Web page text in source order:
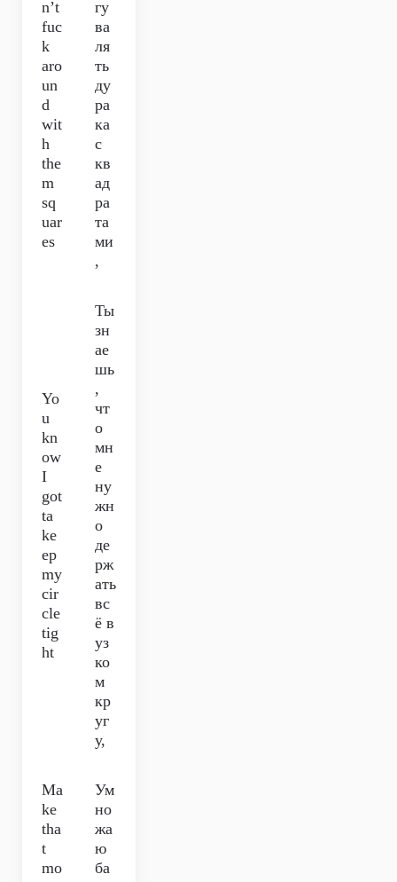
n’t
fuc
k
aro
un
d
wit
h
the
m
sq
uar
es
гу
ва
ля
ть
ду
ра
ка
с
кв
ад
ра
та
ми
,
Yo
u
kn
ow
I
got
ta
ke
ep
my
cir
cle
tig
ht
Ты
зн
ае
шь
,
чт
о
мн
е
ну
жн
о
де
рж
ать
вс
ё в
уз
ко
м
кр
уг
у,
Ma
ke
tha
t
mo
Ум
но
жа
ю
ба